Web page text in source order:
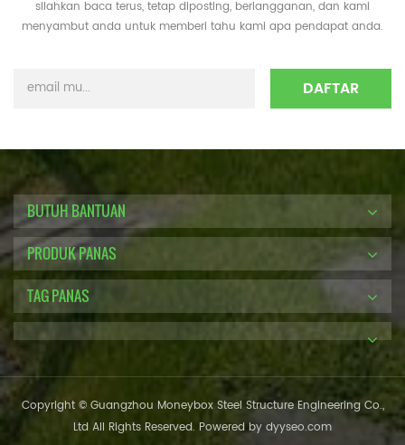
silahkan baca terus, tetap diposting, berlangganan, dan kami
menyambut anda untuk memberi tahu kami apa pendapat anda.
BUTUH BANTUAN
PRODUK PANAS
TAG PANAS
Copyright © Guangzhou Moneybox Steel Structure Engineering Co.,
Ltd All Rights Reserved. Powered by dyyseo.com